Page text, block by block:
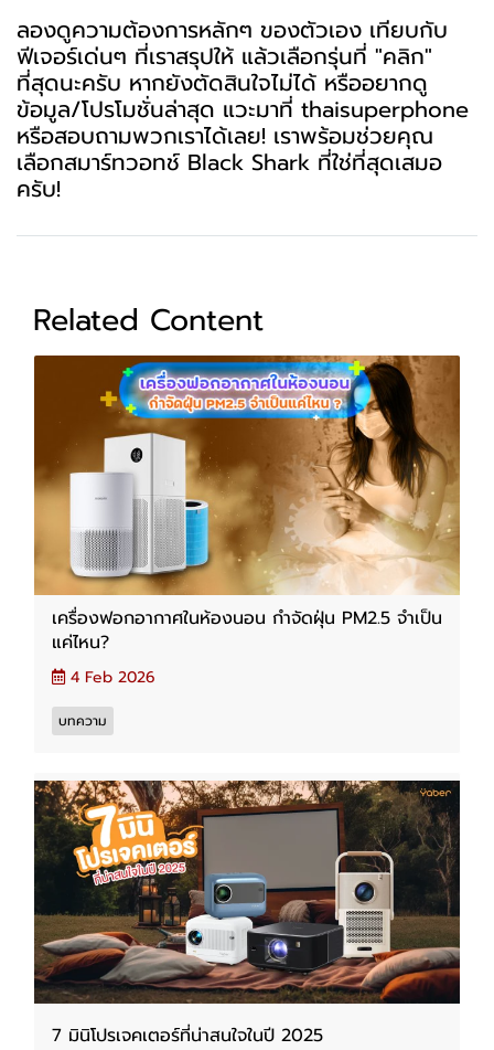
ลองดูความต้องการหลักๆ ของตัวเอง เทียบกับ
ฟีเจอร์เด่นๆ ที่เราสรุปให้ แล้วเลือกรุ่นที่ "คลิก"
ที่สุดนะครับ หากยังตัดสินใจไม่ได้ หรืออยากดู
ข้อมูล/โปรโมชั่นล่าสุด แวะมาที่ thaisuperphone
หรือสอบถามพวกเราได้เลย! เราพร้อมช่วยคุณ
เลือกสมาร์ทวอทช์ Black Shark ที่ใช่ที่สุดเสมอ
ครับ!
Related Content
เครื่องฟอกอากาศในห้องนอน กำจัดฝุ่น PM2.5 จำเป็น
แค่ไหน?
4 Feb 2026
บทความ
7 มินิโปรเจคเตอร์ที่น่าสนใจในปี 2025